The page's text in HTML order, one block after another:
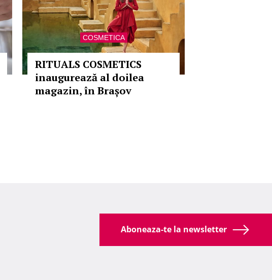
COSMETICA
RITUALS COSMETICS
inaugurează al doilea
magazin, în Brașov
Aboneaza-te la newsletter